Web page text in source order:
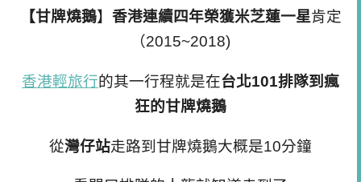
【甘牌燒鵝】 香港連續四年榮獲米芝蓮一星肯定
（2015~2018)
香港輕旅行的其一行程就是在台北101排隊到瘋
狂的甘牌燒鵝
從灣仔站走路到甘牌燒鵝大概是10分鐘